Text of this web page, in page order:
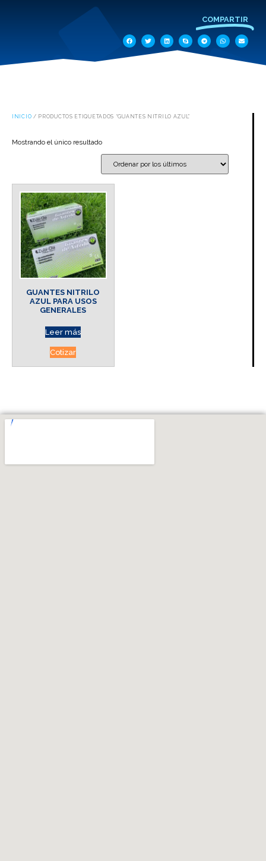
COMPARTIR
INICIO / PRODUCTOS ETIQUETADOS “GUANTES NITRILO AZUL”
Mostrando el único resultado
GUANTES NITRILO
AZUL PARA USOS
GENERALES
Leer más
Cotizar